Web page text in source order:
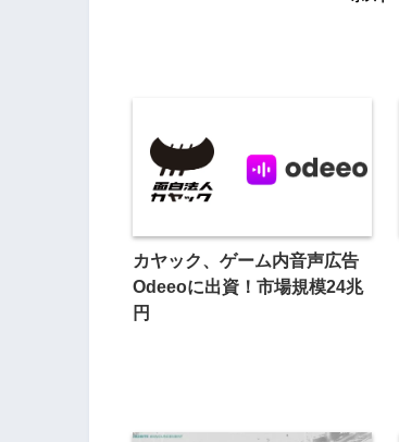
カヤック、ゲーム内音声広告
Odeeoに出資！市場規模24兆
円